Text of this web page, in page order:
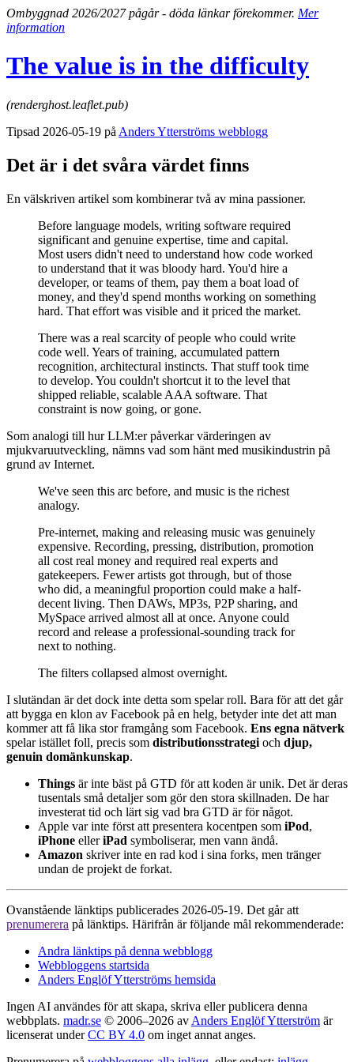
Ombyggnad 2026/2027 pågår - döda länkar förekommer. Mer
information
The value is in the difficulty
(renderghost.leaflet.pub)
Tipsad 2026-05-19 på Anders Ytterströms webblogg
Det är i det svåra värdet finns
En välskriven artikel som kombinerar två av mina passioner.
Before language models, writing software required
significant and genuine expertise, time and capital.
Most users didn't need to understand how code worked
to understand that it was bloody hard. You'd hire a
developer, or teams of them, pay them a boat load of
money, and they'd spend months working on something
hard. That effort was visible and it priced the market.
There was a real scarcity of people who could write
code well. Years of training, accumulated pattern
recognition, architectural instincts. That stuff took time
to develop. You couldn't shortcut it to the level that
shipped reliable, scalable AAA software. That
constraint is now going, or gone.
Som analogi till hur LLM:er påverkar värderingen av
mjukvaruutveckling, nämns vad som hänt med musikindustrin på
grund av Internet.
We've seen this arc before, and music is the richest
analogy.
Pre-internet, making and releasing music was genuinely
expensive. Recording, pressing, distribution, promotion
all cost real money and required real experts and
gatekeepers. Fewer artists got through, but of those
who did, a meaningful proportion could make a half-
decent living. Then DAWs, MP3s, P2P sharing, and
MySpace arrived almost all at once. Anyone could
record and release a professional-sounding track for
next to nothing.
The filters collapsed almost overnight.
I slutändan är det dock inte detta som spelar roll. Bara för att det går
att bygga en klon av Facebook på en helg, betyder inte det att man
kommer att få lika stor framgång som Facebook. Ens egna nätverk
spelar istället foll, precis som distributionsstrategi och djup,
genuin domänkunskap.
Things är inte bäst på GTD för att koden är unik. Det är deras
tusentals små detaljer som gör den stora skillnaden. De har
investerat tid och lärt sig vad bra GTD är för något.
Apple var inte först att presentera kocentpen som iPod,
iPhone elleriPad symboliserar, men vann ändå.
Amazon skriver inte en rad kod i sina forks, men tränger
undan de projekt de forkat.
Ovanstående länktips publicerades 2026-05-19. Det går att
prenumerera på länktips. Härifrån är följande mål rekommenderade:
Andra länktips på denna webblogg
Webbloggens startsida
Anders Englöf Ytterströms hemsida
Ingen AI användes för att skapa, skriva eller publicera denna
webbplats. madr.se © 2006–2026 av Anders Englöf Ytterström är
licenserat underCC BY 4.0 om inget annat anges.